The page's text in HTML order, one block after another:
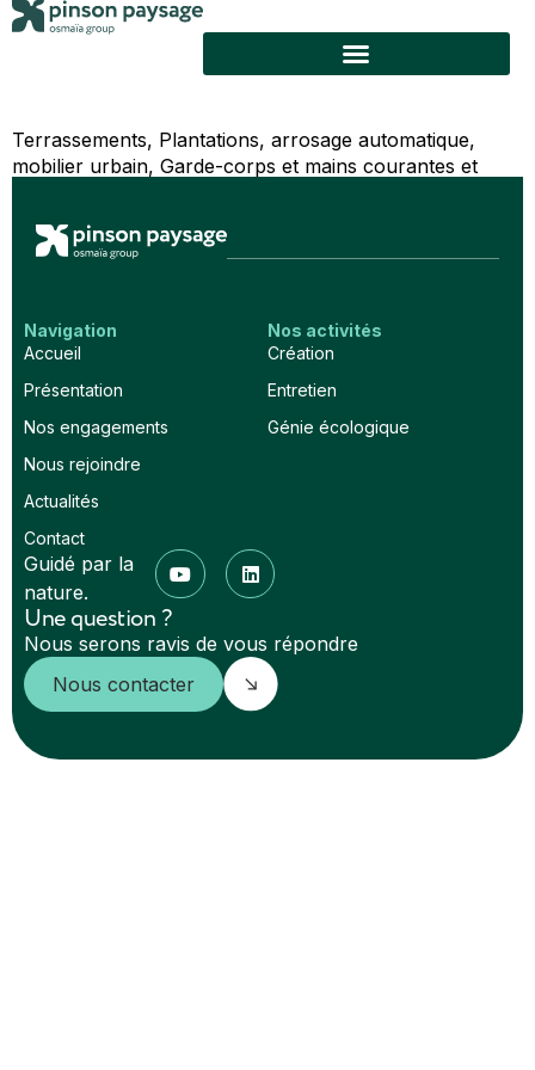
Terrassements, Plantations, arrosage automatique,
mobilier urbain, Garde-corps et mains courantes et
Navigation
Accueil
Présentation
Nos engagements
Nous rejoindre
Actualités
Contact
Nos activités
Création
Entretien
Génie écologique
Guidé par la
nature.
Une question ?
Nous serons ravis de vous répondre
Nous contacter